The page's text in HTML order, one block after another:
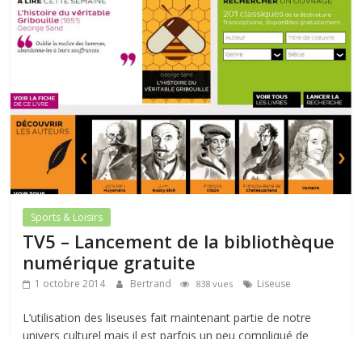
Sports & Loisirs
TV5 – Lancement de la bibliothèque
numérique gratuite
1 octobre 2014 Bertrand 838 vues Liseuse
L’utilisation des liseuses fait maintenant partie de notre
univers culturel mais il est parfois un peu compliqué de